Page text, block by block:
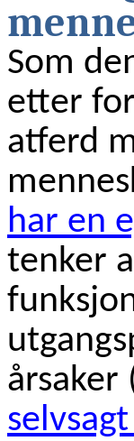
Som
etter
atferd
har en
tenker